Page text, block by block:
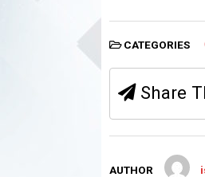
CATEGORIES
Share
AUTHOR